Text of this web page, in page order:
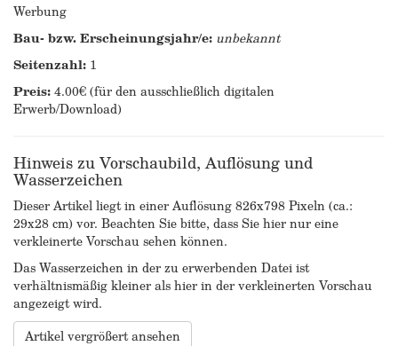
Werbung
Bau- bzw. Erscheinungsjahr/e: unbekannt
Seitenzahl: 1
Preis:4.00€ (für den ausschließlich digitalen
Erwerb/Download)
Hinweis zu Vorschaubild, Auflösung und
Wasserzeichen
Dieser Artikel liegt in einer Auflösung 826x798 Pixeln (ca.:
29x28 cm) vor. Beachten Sie bitte, dass Sie hier nur eine
verkleinerte Vorschau sehen können.
Das Wasserzeichen in der zu erwerbenden Datei ist
verhältnismäßig kleiner als hier in der verkleinerten Vorschau
angezeigt wird.
Artikel vergrößert ansehen